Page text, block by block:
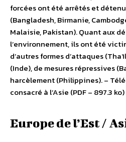
forcées ont été arrêtés et
(Bangladesh, Birmanie,
Malaisie, Pakistan). Quant aux
l’environnement, ils ont été
d’autres formes d’attaques
(Inde), de mesures répressives
harcèlement (Philippines). –
consacré à l’Asie (PDF – 897.3 ko)
Europe de l’Est /